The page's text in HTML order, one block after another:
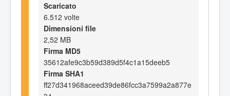
Scaricato
6.512 volte
Dimensioni file
2,52 MB
Firma MD5
35612afe9c3b59d389d5f4c1a15deeb5
Firma SHA1
ff27d341968aceed39de86fcc3a7599a2a877e